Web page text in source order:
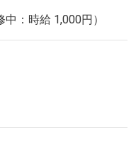
：時給 1,000円）